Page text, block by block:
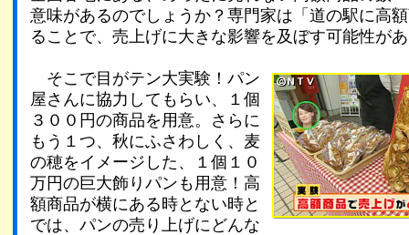
意味があるのでしょうか？専門家は「道の駅に高
ることで、売上げに大きな影響を及ぼす可能性が
そこで目がテン大実験！パン
屋さんに協力してもらい、１個
３００円の商品を用意。さらに
もう１つ、秋にふさわしく、麦
の穂をイメージした、１個１０
万円の巨大飾りパンも用意！高
額商品が横にある時とない時と
では、パンの売り上げにどんな